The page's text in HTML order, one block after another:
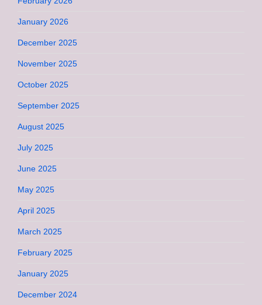
January 2026
December 2025
November 2025
October 2025
September 2025
August 2025
July 2025
June 2025
May 2025
April 2025
March 2025
February 2025
January 2025
December 2024